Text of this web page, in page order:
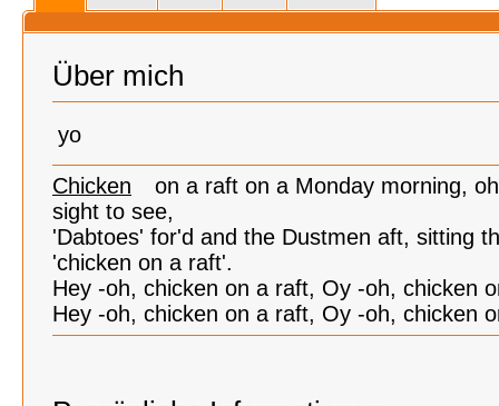
Über mich
yo
Chicken
on a raft on a Monday morning,
sight to see,
'Dabtoes' for'd and the Dustmen aft, sitting
'chicken on a raft'.
Hey -oh, chicken on a raft, Oy -oh, chicken
Hey -oh, chicken on a raft, Oy -oh, chicken